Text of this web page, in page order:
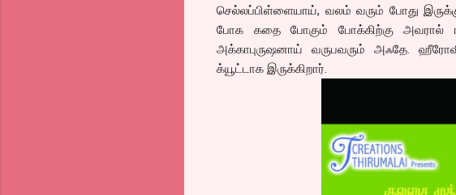
செல்லப்பிள்ளையாய், வலம் வரும் போது
போக கதை போகும் போக்கிற்கு அவரால்
அக்காபுருஷனாய் வருபவரும் அஃதே.
க்யூட்டாக இருக்கிறார்.